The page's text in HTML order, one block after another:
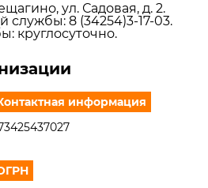
ул. Садовая, д. 2.
службы: 8 (34254)3-17-03.
круглосуточно.
информация